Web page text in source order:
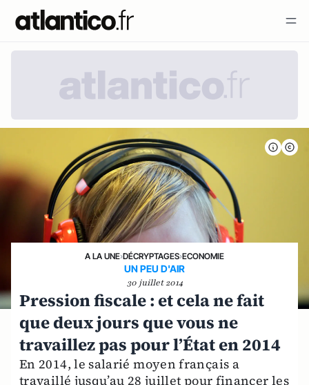
A LA UNE›DÉCRYPTAGES›ECONOMIE
UN PEU D'AIR
30 juillet 2014
Pression fiscale : et cela ne fait
que deux jours que vous ne
travaillez pas pour l’État en 2014
En 2014, le salarié moyen français a
travaillé jusqu’au 28 juillet pour financer les